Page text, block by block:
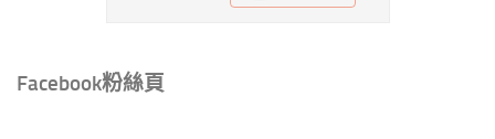
Facebook粉絲頁